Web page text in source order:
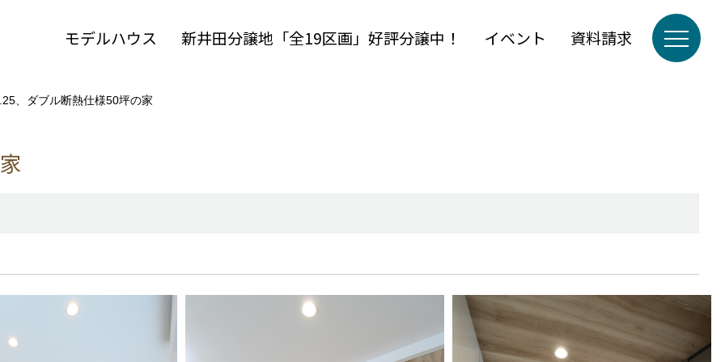
モデルハウス 新井田分譲地「全19区画」好評分譲中！ イベント 資料請求
、ダブル断熱仕様50坪の家